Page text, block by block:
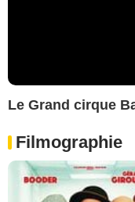
Le Grand cirque
Filmographie